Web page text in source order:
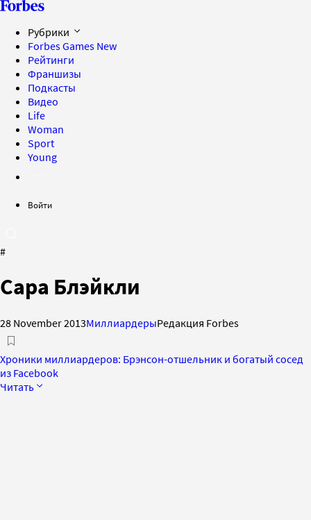
Рубрики
Forbes Games New
Рейтинги
Франшизы
Подкасты
Видео
Life
Woman
Sport
Young
Войти
#
Сара Блэйкли
28 November 2013МиллиардерыРедакция Forbes
Хроники миллиардеров: Брэнсон-отшельник и богатый сосед
из Facebook
Читать